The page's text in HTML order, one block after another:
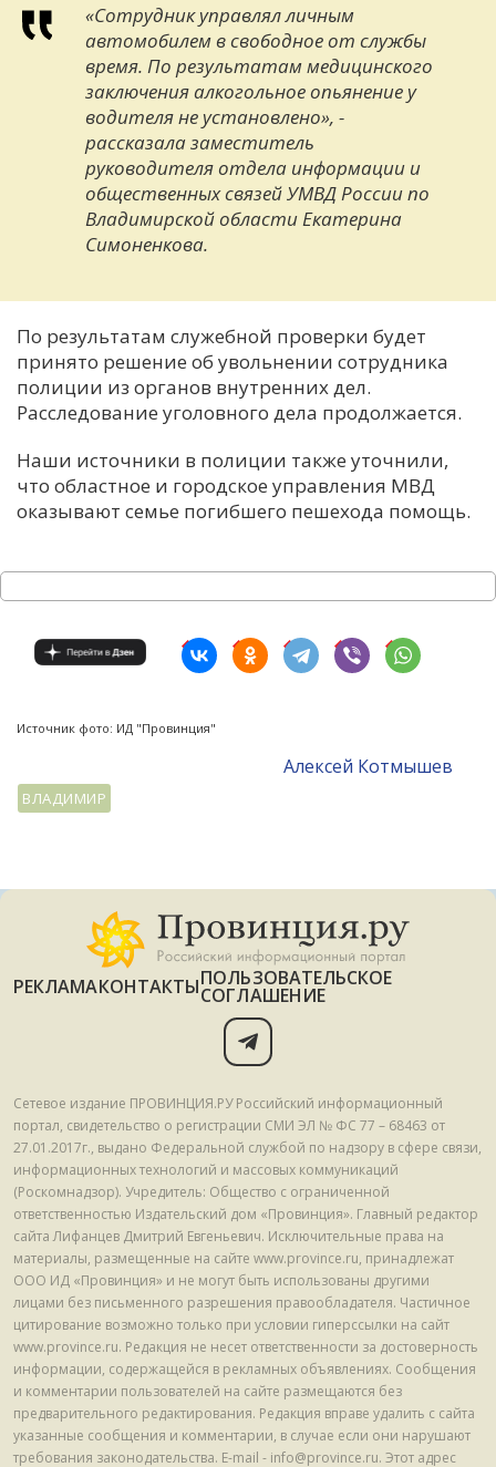
«Сотрудник управлял личным
автомобилем в свободное от службы
время. По результатам медицинского
заключения алкогольное опьянение у
водителя не установлено», -
рассказала заместитель
руководителя отдела информации и
общественных связей УМВД России по
Владимирской области Екатерина
Симоненкова.
По результатам служебной проверки будет
принято решение об увольнении сотрудника
полиции из органов внутренних дел.
Расследование уголовного дела продолжается.
Наши источники в полиции также уточнили,
что областное и городское управления МВД
оказывают семье погибшего пешехода помощь.
Источник фото: ИД "Провинция"
Алексей Котмышев
ВЛАДИМИР
РЕКЛАМАКОНТАКТЫПОЛЬЗОВАТЕЛЬСКОЕ
СОГЛАШЕНИЕ
Сетевое издание ПРОВИНЦИЯ.РУ Российский информационный
портал, свидетельство о регистрации СМИ ЭЛ № ФС 77 – 68463 от
27.01.2017г., выдано Федеральной службой по надзору в сфере связи,
информационных технологий и массовых коммуникаций
(Роскомнадзор). Учредитель: Общество с ограниченной
ответственностью Издательский дом «Провинция». Главный редактор
сайта Лифанцев Дмитрий Евгеньевич. Исключительные права на
материалы, размещенные на сайте www.province.ru, принадлежат
ООО ИД «Провинция» и не могут быть использованы другими
лицами без письменного разрешения правообладателя. Частичное
цитирование возможно только при условии гиперссылки на сайт
www.province.ru. Редакция не несет ответственности за достоверность
информации, содержащейся в рекламных объявлениях. Сообщения
и комментарии пользователей на сайте размещаются без
предварительного редактирования. Редакция вправе удалить с сайта
указанные сообщения и комментарии, в случае если они нарушают
требования законодательства. E-mail - info@province.ru. Этот адрес